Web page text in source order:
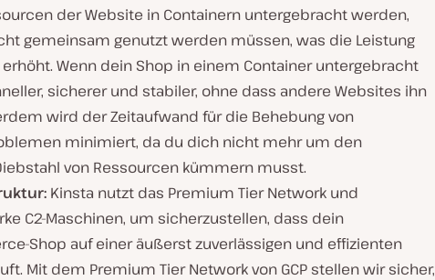
der Website in Containern untergebracht werden,
gemeinsam genutzt werden müssen, was die Leistung
Wenn dein Shop in einem Container untergebracht
sicherer und stabiler, ohne dass andere Websites ihn
wird der Zeitaufwand für die Behebung von
minimiert, da du dich nicht mehr um den
von Ressourcen kümmern musst.
Kinsta nutzt das Premium Tier Network und
C2-Maschinen, um sicherzustellen, dass dein
Shop auf einer äußerst zuverlässigen und effizienten
Mit dem Premium Tier Network von GCP stellen wir sicher,